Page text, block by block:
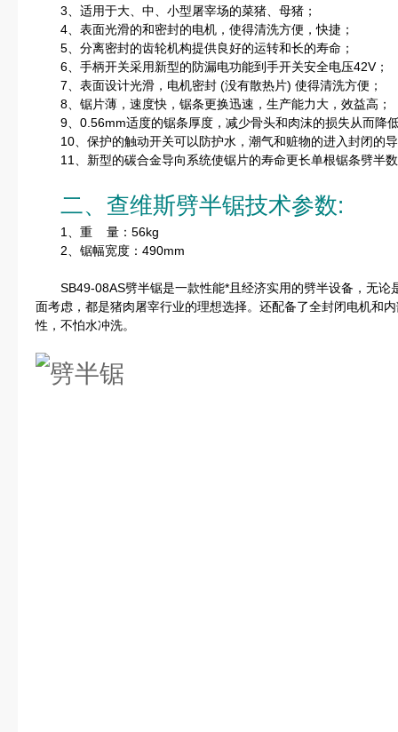
3、适用于大、中、小型屠宰场的菜猪、母猪；
4、表面光滑的和密封的电机，使得清洗方便，快捷；
5、分离密封的齿轮机构提供良好的运转和长的寿命；
6、手柄开关采用新型的防漏电功能到手开关安全电压42V；
7、表面设计光滑，电机密封 (没有散热片) 使得清洗方便；
8、锯片薄，速度快，锯条更换迅速，生产能力大，效益高；
9、0.56mm适度的锯条厚度，减少骨头和肉沫的损失从而降
10、保护的触动开关可以防护水，潮气和赃物的进入封闭的
11、新型的碳合金导向系统使锯片的寿命更长单根锯条劈半
二、查维斯劈半锯技术参数:
1、重 量：56kg
2、锯幅宽度：490mm
SB49-08AS劈半锯是一款性能*且经济实用的劈半设备，无论
面考虑，都是猪肉屠宰行业的理想选择。还配备了全封闭电机和
性，不怕水冲洗。